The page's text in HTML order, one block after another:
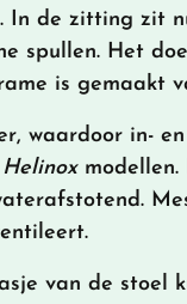
In de zitting zit
spullen. Het
is gemaakt
waardoor in-
Helinox
van de stoel